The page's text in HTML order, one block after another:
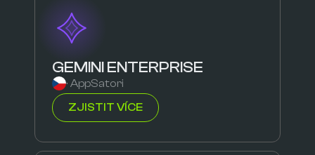
GEMINI ENTERPRISE
· AppSatori
ZJISTIT VÍCE